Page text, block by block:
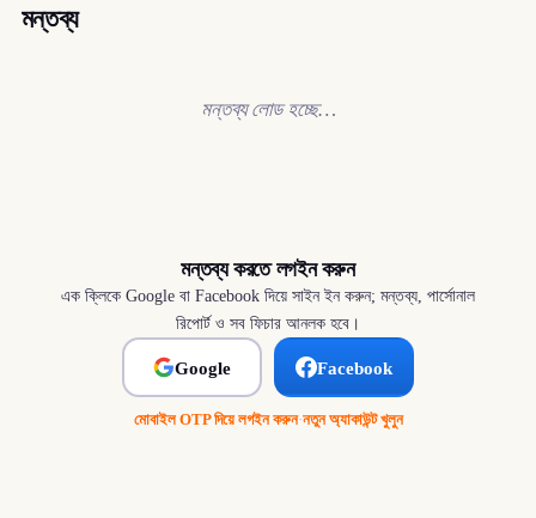
মন্তব্য
মন্তব্য লোড হচ্ছে…
মন্তব্য করতে লগইন করুন
এক ক্লিকে Google বা Facebook দিয়ে সাইন ইন করুন; মন্তব্য, পার্সোনাল
রিপোর্ট ও সব ফিচার আনলক হবে।
Google Facebook
মোবাইল OTP দিয়ে লগইন করুন·নতুন অ্যাকাউন্ট খুলুন